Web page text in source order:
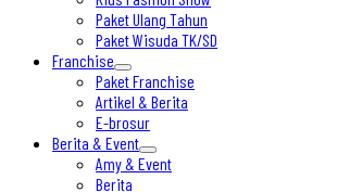
Paket Ulang Tahun
Paket Wisuda TK/SD
Franchise
Paket Franchise
Artikel & Berita
E-brosur
Berita & Event
Amy & Event
Berita